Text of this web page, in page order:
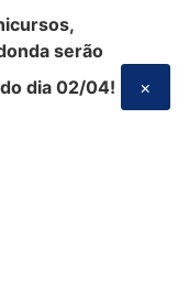
serão
dia 02/04!
×